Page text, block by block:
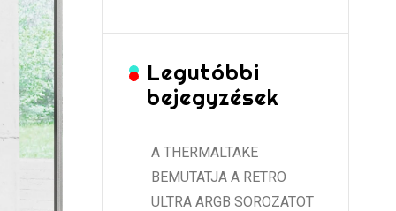
Legutóbbi
bejegyzések
A THERMALTAKE
BEMUTATJA A RETRO
ULTRA ARGB SOROZATOT